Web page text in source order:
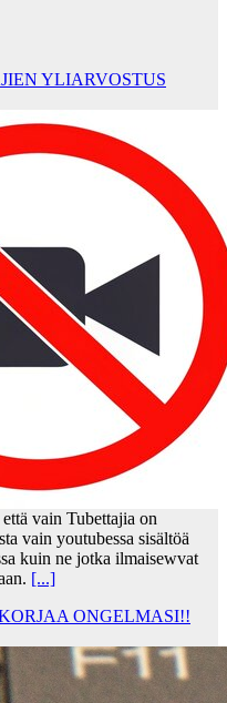
YLIARVOSTUS
vain Tubettajia on
vain youtubessa sisältöä
kuin ne jotka ilmaisewvat
[...]
ONGELMASI!!